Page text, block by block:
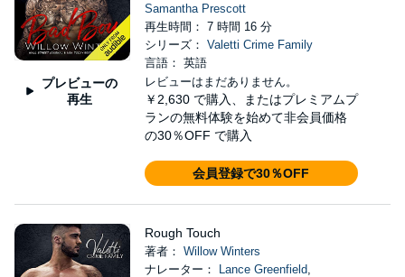
プレビューの
再生
Samantha Prescott
再生時間： 7 時間 16 分
シリーズ： Valetti Crime Family
言語： 英語
レビューはまだありません。
￥2,630 で購入、またはプレミアムプ
ランの無料体験を始めて非会員価格
の30％OFF で購入
会員登録で30％OFF
Rough Touch
著者： Willow Winters
ナレーター：
Lance Greenfield,